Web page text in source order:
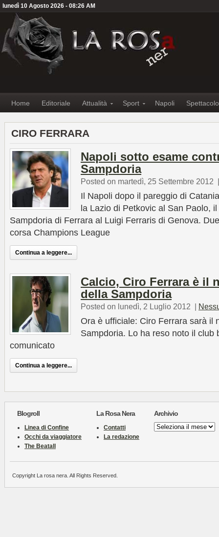
lunedì 10 Agosto 2026 - 08:26 AM
Home Editoriale Attualità Sport Napoli Spettacolo
CIRO FERRARA
Napoli sotto esame
Sampdoria
Posted on martedì, 25 Settembre 2012
Il Napoli dopo il pareggio di
la Lazio di Petkovic al San Paolo,
Sampdoria di Ferrara al Luigi Ferraris di Genova.
corsa Champions League
Continua a leggere...
Calcio, Ciro Ferrara è il
della Sampdoria
Posted on lunedì, 2 Luglio 2012 |
Ora è ufficiale: Ciro Ferrara sarà il
Sampdoria. Lo ha reso noto il club
comunicato
Continua a leggere...
Blogroll
Linea di Confine
Occhi da viaggiatore
The Beatall
La Rosa Nera
Contatti
La redazione
Archivio
Archivio
Copyright La rosa nera. All Rights Reserved.